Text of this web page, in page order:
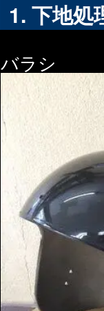
下地処
バラシ